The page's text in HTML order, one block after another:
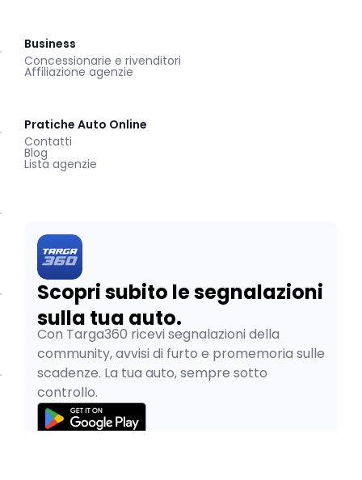
Business
Concessionarie e rivenditori
Affiliazione agenzie
Pratiche Auto Online
Contatti
Blog
Lista agenzie
Scopri subito le segnalazioni
sulla tua auto.
Con Targa360 ricevi segnalazioni della
community, avvisi di furto e promemoria sulle
scadenze. La tua auto, sempre sotto
controllo.